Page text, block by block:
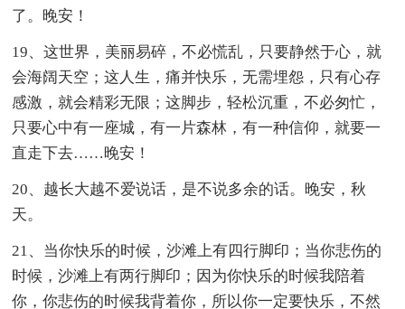
了。晚安！
19、这世界，美丽易碎，不必慌乱，只要静然于心，就
会海阔天空；这人生，痛并快乐，无需埋怨，只有心存
感激，就会精彩无限；这脚步，轻松沉重，不必匆忙，
只要心中有一座城，有一片森林，有一种信仰，就要一
直走下去……晚安！
20、越长大越不爱说话，是不说多余的话。晚安，秋
天。
21、当你快乐的时候，沙滩上有四行脚印；当你悲伤的
时候，沙滩上有两行脚印；因为你快乐的时候我陪着
你，你悲伤的时候我背着你，所以你一定要快乐，不然